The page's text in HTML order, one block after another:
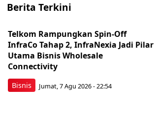
Berita Terkini
Bisnis
Telkom Rampungkan Spin-Off
InfraCo Tahap 2, InfraNexia Jadi Pilar
Utama Bisnis Wholesale
Connectivity
Jumat, 7 Agu 2026 - 22:54